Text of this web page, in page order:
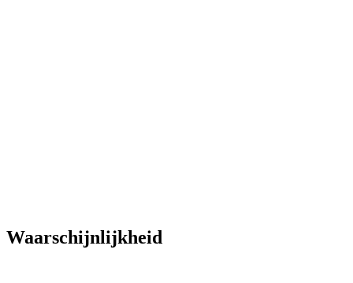
Waarschijnlijkheid